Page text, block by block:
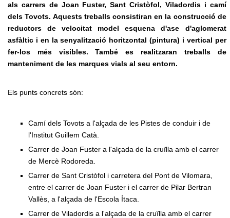
als carrers de Joan Fuster, Sant Cristòfol, Viladordis i camí
dels Tovots. Aquests treballs consistiran en la construcció de
reductors de velocitat model esquena d'ase d'aglomerat
asfàltic i en la senyalització horitzontal (pintura) i vertical per
fer-los més visibles. També es realitzaran treballs de
manteniment de les marques vials al seu entorn.
Els punts concrets són:
Camí dels Tovots a l'alçada de les Pistes de conduir i de
l'Institut Guillem Catà.
Carrer de Joan Fuster a l'alçada de la cruïlla amb el carrer
de Mercè Rodoreda.
Carrer de Sant Cristòfol i carretera del Pont de Vilomara,
entre el carrer de Joan Fuster i el carrer de Pilar Bertran
Vallès, a l'alçada de l'Escola Ítaca.
Carrer de Viladordis a l'alçada de la cruïlla amb el carrer